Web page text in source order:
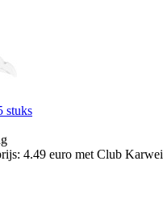
stuks
4.49 euro met Club Karwei